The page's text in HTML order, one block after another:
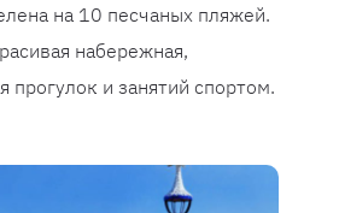
на 10 песчаных пляжей.
набережная,
прогулок и занятий спортом.